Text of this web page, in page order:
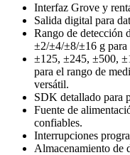
Interfaz Grove y
Salida digital para
Rango de detección
±2/±4/±8/±16 g para
±125, ±245, ±500,
para el rango de
versátil.
SDK detallado para
Fuente de
confiables.
Interrupciones
Almacenamiento de